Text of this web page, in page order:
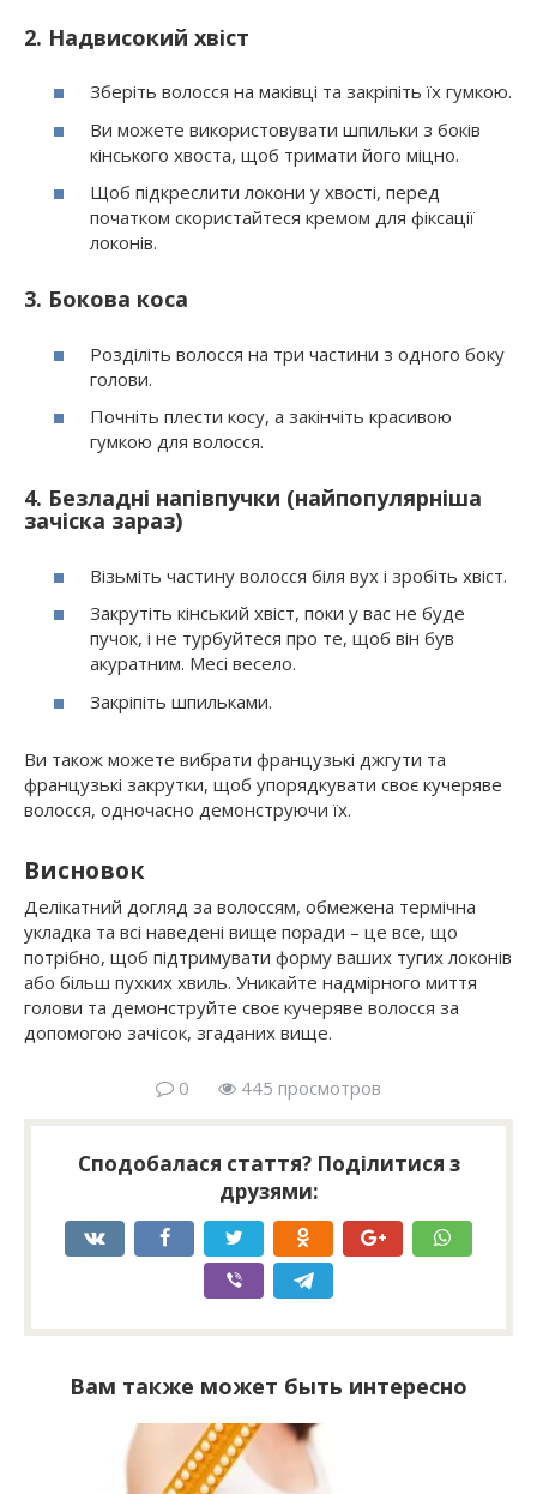
2. Надвисокий хвіст
Зберіть волосся на маківці та закріпіть їх гумкою.
Ви можете використовувати шпильки з боків
кінського хвоста, щоб тримати його міцно.
Щоб підкреслити локони у хвості, перед
початком скористайтеся кремом для фіксації
локонів.
3. Бокова коса
Розділіть волосся на три частини з одного боку
голови.
Почніть плести косу, а закінчіть красивою
гумкою для волосся.
4. Безладні напівпучки (найпопулярніша
зачіска зараз)
Візьміть частину волосся біля вух і зробіть хвіст.
Закрутіть кінський хвіст, поки у вас не буде
пучок, і не турбуйтеся про те, щоб він був
акуратним. Месі весело.
Закріпіть шпильками.
Ви також можете вибрати французькі джгути та
французькі закрутки, щоб упорядкувати своє кучеряве
волосся, одночасно демонструючи їх.
Висновок
Делікатний догляд за волоссям, обмежена термічна
укладка та всі наведені вище поради – це все, що
потрібно, щоб підтримувати форму ваших тугих локонів
або більш пухких хвиль. Уникайте надмірного миття
голови та демонструйте своє кучеряве волосся за
допомогою зачісок, згаданих вище.
0 445 просмотров
Сподобалася стаття? Поділитися з
друзями:
Вам также может быть интересно